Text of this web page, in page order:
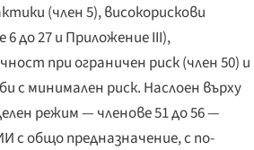
(член 5), високорискови
до 27 и Приложение III),
при ограничен риск (член 50) и
с минимален риск. Наслоен върху
режим — членове 51 до 56 —
с общо предназначение, с по-